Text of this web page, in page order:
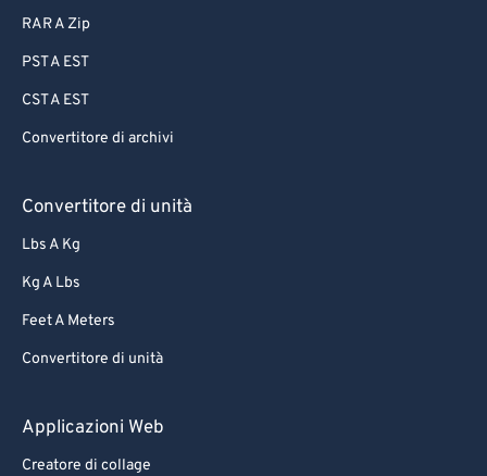
RAR A Zip
PST A EST
CST A EST
Convertitore di archivi
Convertitore di unità
Lbs A Kg
Kg A Lbs
Feet A Meters
Convertitore di unità
Applicazioni Web
Creatore di collage